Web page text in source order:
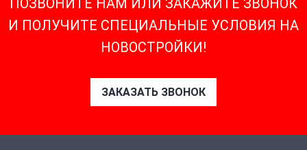
ПОЗВОНИТЕ НАМ ИЛИ ЗАКАЖИТЕ ЗВОНОК
И ПОЛУЧИТЕ СПЕЦИАЛЬНЫЕ УСЛОВИЯ НА
НОВОСТРОЙКИ!
ЗАКАЗАТЬ ЗВОНОК